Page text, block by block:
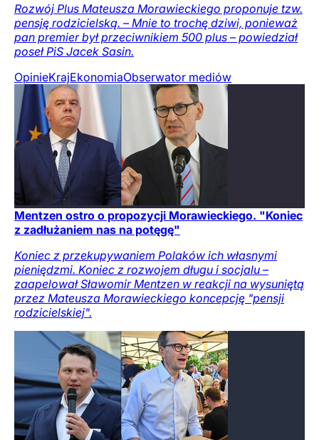
Rozwój Plus Mateusza Morawieckiego proponuje tzw.
pensję rodzicielską. – Mnie to trochę dziwi, ponieważ
pan premier był przeciwnikiem 500 plus – powiedział
poseł PiS Jacek Sasin.
OpinieKrajEkonomiaObserwator mediów
Mentzen ostro o propozycji Morawieckiego. "Koniec
z zadłużaniem nas na potęgę"
Koniec z przekupywaniem Polaków ich własnymi
pieniędzmi. Koniec z rozwojem długu i socjalu –
zaapelował Sławomir Mentzen w reakcji na wysuniętą
przez Mateusza Morawieckiego koncepcję "pensji
rodzicielskiej".